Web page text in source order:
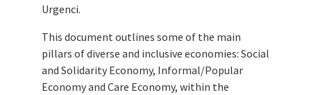
Urgenci.
This document outlines some of the main
pillars of diverse and inclusive economies: Social
and Solidarity Economy, Informal/Popular
Economy and Care Economy, within the